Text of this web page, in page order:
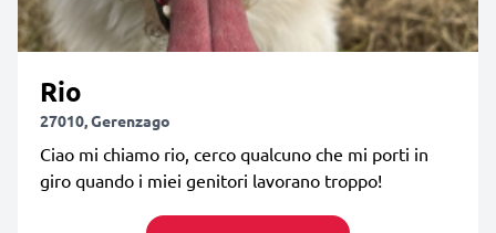
Rio
27010, Gerenzago
Ciao mi chiamo rio, cerco qualcuno che mi porti in
giro quando i miei genitori lavorano troppo!